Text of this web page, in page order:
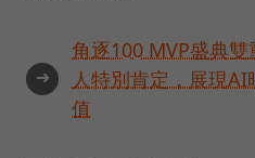
➜
角逐100 MVP盛典
人特別肯定，展現
值